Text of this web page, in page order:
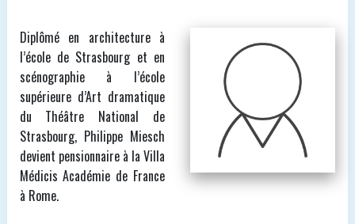
Diplômé en architecture à
l’école de Strasbourg et en
scénographie à l’école
supérieure d’Art dramatique
du Théâtre National de
Strasbourg, Philippe Miesch
devient pensionnaire à la Villa
Médicis Académie de France
à Rome.